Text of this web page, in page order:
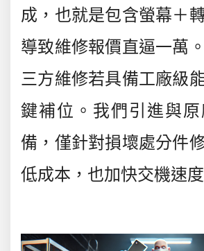
成 ，也就是包含螢幕＋
導致維修報價直逼一萬
三方維修若具備工廠級
鍵補位。我們引進與
備， 僅針對損壞處分件
低成本，也加快交機速度